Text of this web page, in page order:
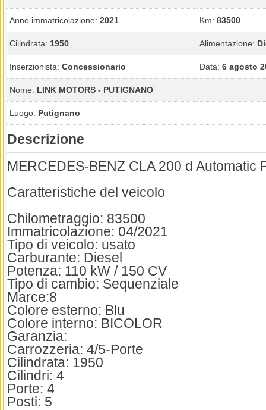
Anno immatricolazione: 2021 Km: 83500
Cilindrata: 1950 Alimentazione:
Inserzionista: Concessionario Data: 6 agosto
Nome: LINK MOTORS - PUTIGNANO
Luogo: Putignano
Descrizione
MERCEDES-BENZ CLA 200 d Automatic
Caratteristiche del veicolo
Chilometraggio: 83500
Immatricolazione: 04/2021
Tipo di veicolo: usato
Carburante: Diesel
Potenza: 110 kW / 150 CV
Tipo di cambio: Sequenziale
Marce:8
Colore esterno: Blu
Colore interno: BICOLOR
Garanzia:
Carrozzeria: 4/5-Porte
Cilindrata: 1950
Cilindri: 4
Porte: 4
Posti: 5